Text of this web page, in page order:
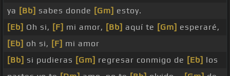
ya [Bb] sabes donde [Gm] estoy.
[Eb] Oh si, [F] mi amor, [Bb] aquí te [Gm] esperaré,
[Eb] oh si, [F] mi amor
[Bb] si pudieras [Gm] regresar conmigo de [Eb] los